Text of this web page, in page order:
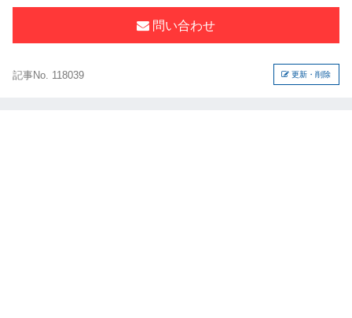
問い合わせ
記事No. 118039 更新・削除